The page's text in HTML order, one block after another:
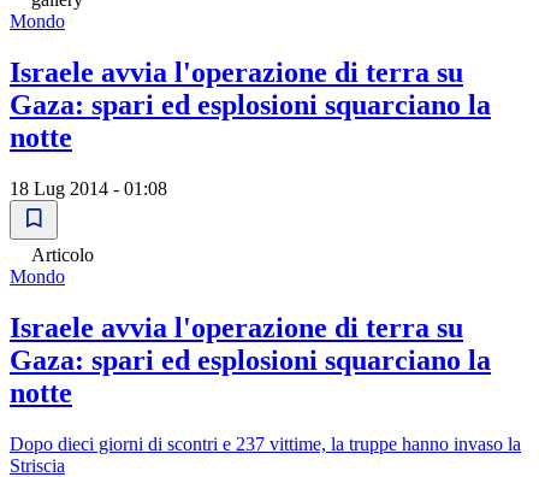
Mondo
Israele avvia l'operazione di terra su
Gaza: spari ed esplosioni squarciano la
notte
18 Lug 2014 - 01:08
Articolo
Mondo
Israele avvia l'operazione di terra su
Gaza: spari ed esplosioni squarciano la
notte
Dopo dieci giorni di scontri e 237 vittime, la truppe hanno invaso la
Striscia